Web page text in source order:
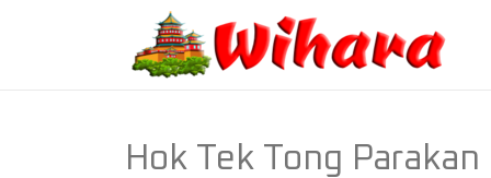
Hok Tek Tong Parakan